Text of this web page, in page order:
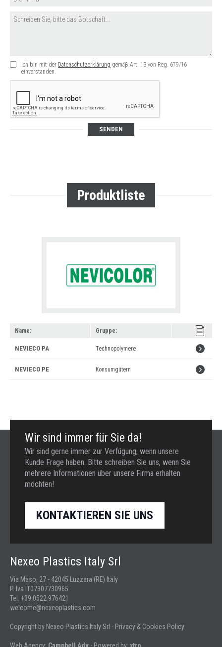
Ich bin mit der Datenschutzerklärung gemäβ Art. 13 von Reg. 679/16
einverstanden.
SENDEN
Produktliste
Name: Gruppe:
NEVIECO PA Technopolymere
Lesen
weiter:
NEVIECO PE Konsumgütern
Lesen
Wir sind immer für Sie da!
Wir sind gerne immer zur Verfügung, wenn unsere
Kunde Frage haben. Bitte schreiben Sie uns, wenn Sie
mehrere Informationen über unsere Firma erhalten
möchten!
KONTAKTIEREN SIE UNS
Nexeo Plastics Italy Srl
Via Maso, 27 - 42045 Luzzara (RE) Italy
P. Iva IT07307730965
Tel. +39 0522 976421
welcome@nexeoplastics.com
Copyright by Nexeo Plastics Italy Srl - Privacy & Cookies Policy
Web Agency: Campbell Adv - Powered by: xtro